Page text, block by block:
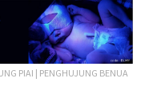
PIAI | PENGHUJUNG BENUA